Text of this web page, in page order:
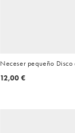
Neceser pequeño
12,00 €